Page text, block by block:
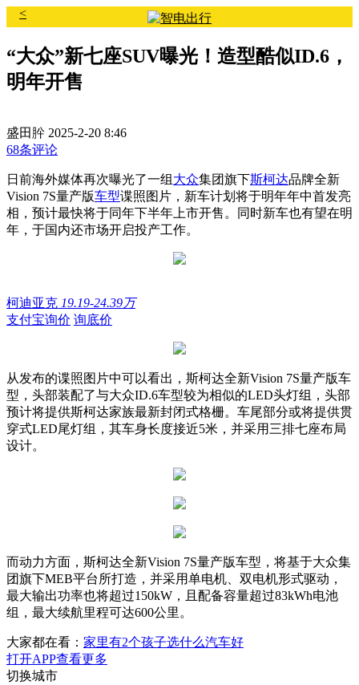
<
“大众”新七座SUV曝光！造型酷似ID.6，
明年开售
盛田肸 2025-2-20 8:46
68条评论
日前海外媒体再次曝光了一组 大众集团旗下斯柯达品牌全新
Vision 7S量产版车型谍照图片，新车计划将于明年年中首发亮
相，预计最快将于同年下半年上市开售。同时新车也有望在明
年，于国内还市场开启投产工作。
柯迪亚克 19.19-24.39万
支付宝询价 询底价
从发布的谍照图片中可以看出，斯柯达全新Vision 7S量产版车
型，头部装配了与大众ID.6车型较为相似的LED头灯组，头部
预计将提供斯柯达家族最新封闭式格栅。车尾部分或将提供贯
穿式LED尾灯组，其车身长度接近5米，并采用三排七座布局
设计。
而动力方面，斯柯达全新Vision 7S量产版车型，将基于大众集
团旗下MEB平台所打造，并采用单电机、双电机形式驱动，
最大输出功率也将超过150kW，且配备容量超过83kWh电池
组，最大续航里程可达600公里。
大家都在看： 家里有2个孩子选什么汽车好
打开APP查看更多
切换城市